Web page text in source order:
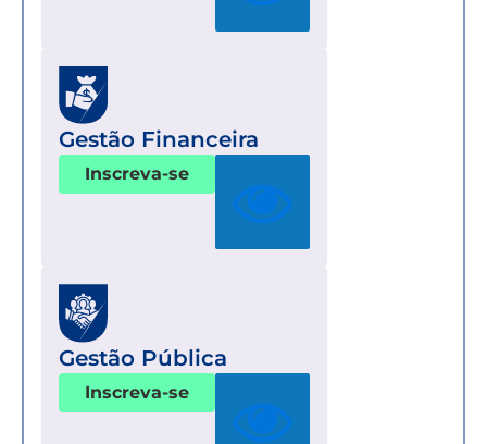
Gestão Financeira
Inscreva-se
Gestão Pública
Inscreva-se